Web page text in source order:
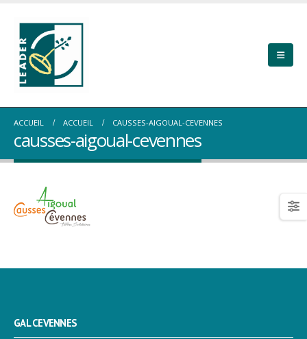
ACCUEIL ACCUEIL CAUSSES-AIGOUAL-CEVENNES
causses-aigoual-cevennes
GAL CEVENNES